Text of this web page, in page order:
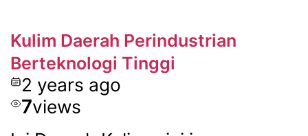
Kulim Daerah Perindustrian
Berteknologi Tinggi
2 years ago
7views